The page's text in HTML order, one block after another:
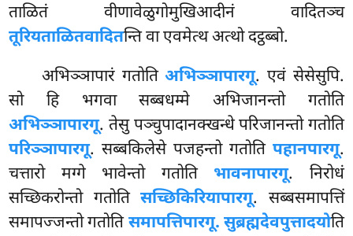
ताळितं वीणावेळुगोमुखिआदीनं वादितञ्च
तूरियताळितवादितन्ति वा एवमेत्थ अत्थो दट्ठब्बो.
अभिञ्ञापारं गतोतिअभिञ्ञापारगू. एवं सेसेसुपि.
सो हि भगवा सब्बधम्मे अभिजानन्तो गतोति
अभिञ्ञापारगू. तेसु पञ्चुपादानक्खन्धे परिजानन्तो गतोति
परिञ्ञापारगू. सब्बकिलेसे पजहन्तो गतोति पहानपारगू.
चत्तारो मग्गे भावेन्तो गतोति भावनापारगू. निरोधं
सच्छिकरोन्तो गतोतिसच्छिकिरियापारगू. सब्बसमापत्तिं
समापज्जन्तो गतोतिसमापत्तिपारगू. सुब्रह्मदेवपुत्तादयोति